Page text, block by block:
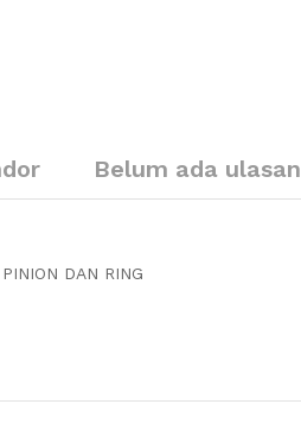
Belum ada ulasan
DAN RING